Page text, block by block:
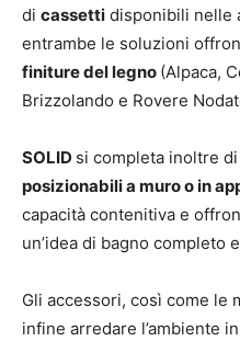
di cassetti disponibili nelle
entrambe le soluzioni
finiture del legno (Alpaca,
Brizzolando e Rovere
SOLID si completa inoltre di
posizionabili a muro o in
capacità contenitiva e
un’idea di bagno completo
Gli accessori, così come le
infine arredare l’ambiente